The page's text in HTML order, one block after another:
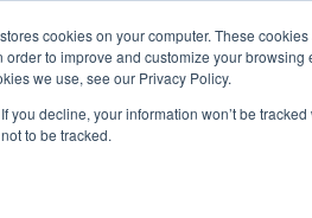
cookies on your computer. These
order to improve and customize your
we use, see our Privacy Policy.
If you decline, your information won’t be
not to be tracked.
PALVELUT